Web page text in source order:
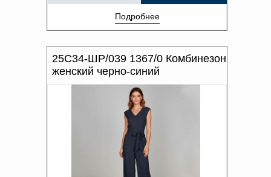
Подробнее
25С34-ШР/039 1367/0 Комбинезон
женский черно-синий